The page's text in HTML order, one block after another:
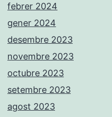
febrer 2024
gener 2024
desembre 2023
novembre 2023
octubre 2023
setembre 2023
agost 2023